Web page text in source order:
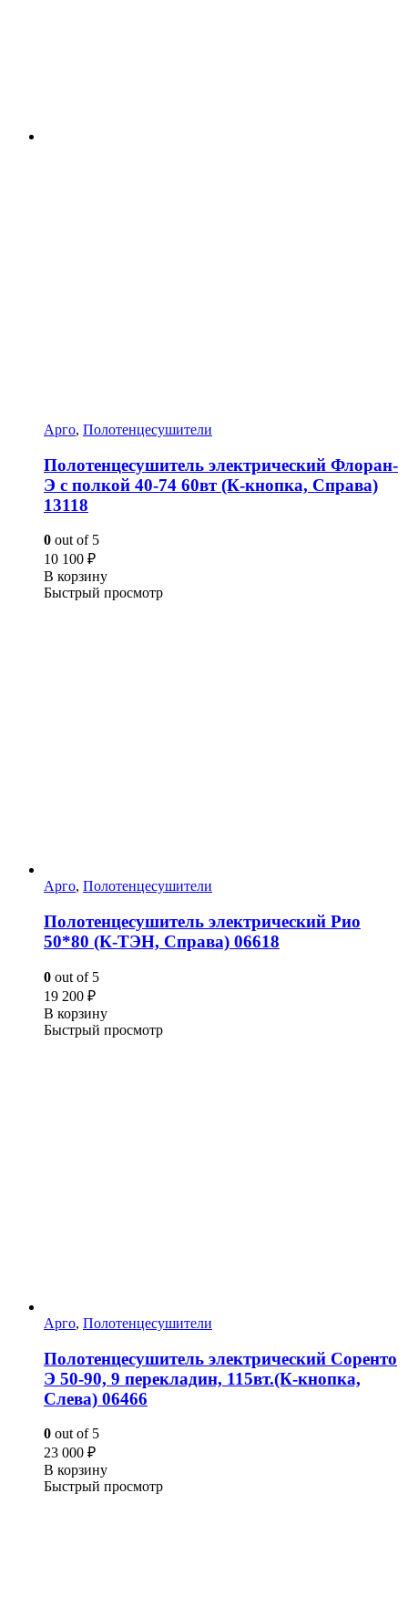
Арго, Полотенцесушители
Полотенцесушитель электрический Флоран-
Э с полкой 40-74 60вт (К-кнопка, Справа)
13118
0 out of 5
10 100 ₽
В корзину
Быстрый просмотр
Арго, Полотенцесушители
Полотенцесушитель электрический Рио
50*80 (К-ТЭН, Справа) 06618
0 out of 5
19 200 ₽
В корзину
Быстрый просмотр
Арго, Полотенцесушители
Полотенцесушитель электрический Соренто
Э 50-90, 9 перекладин, 115вт.(К-кнопка,
Слева) 06466
0 out of 5
23 000 ₽
В корзину
Быстрый просмотр